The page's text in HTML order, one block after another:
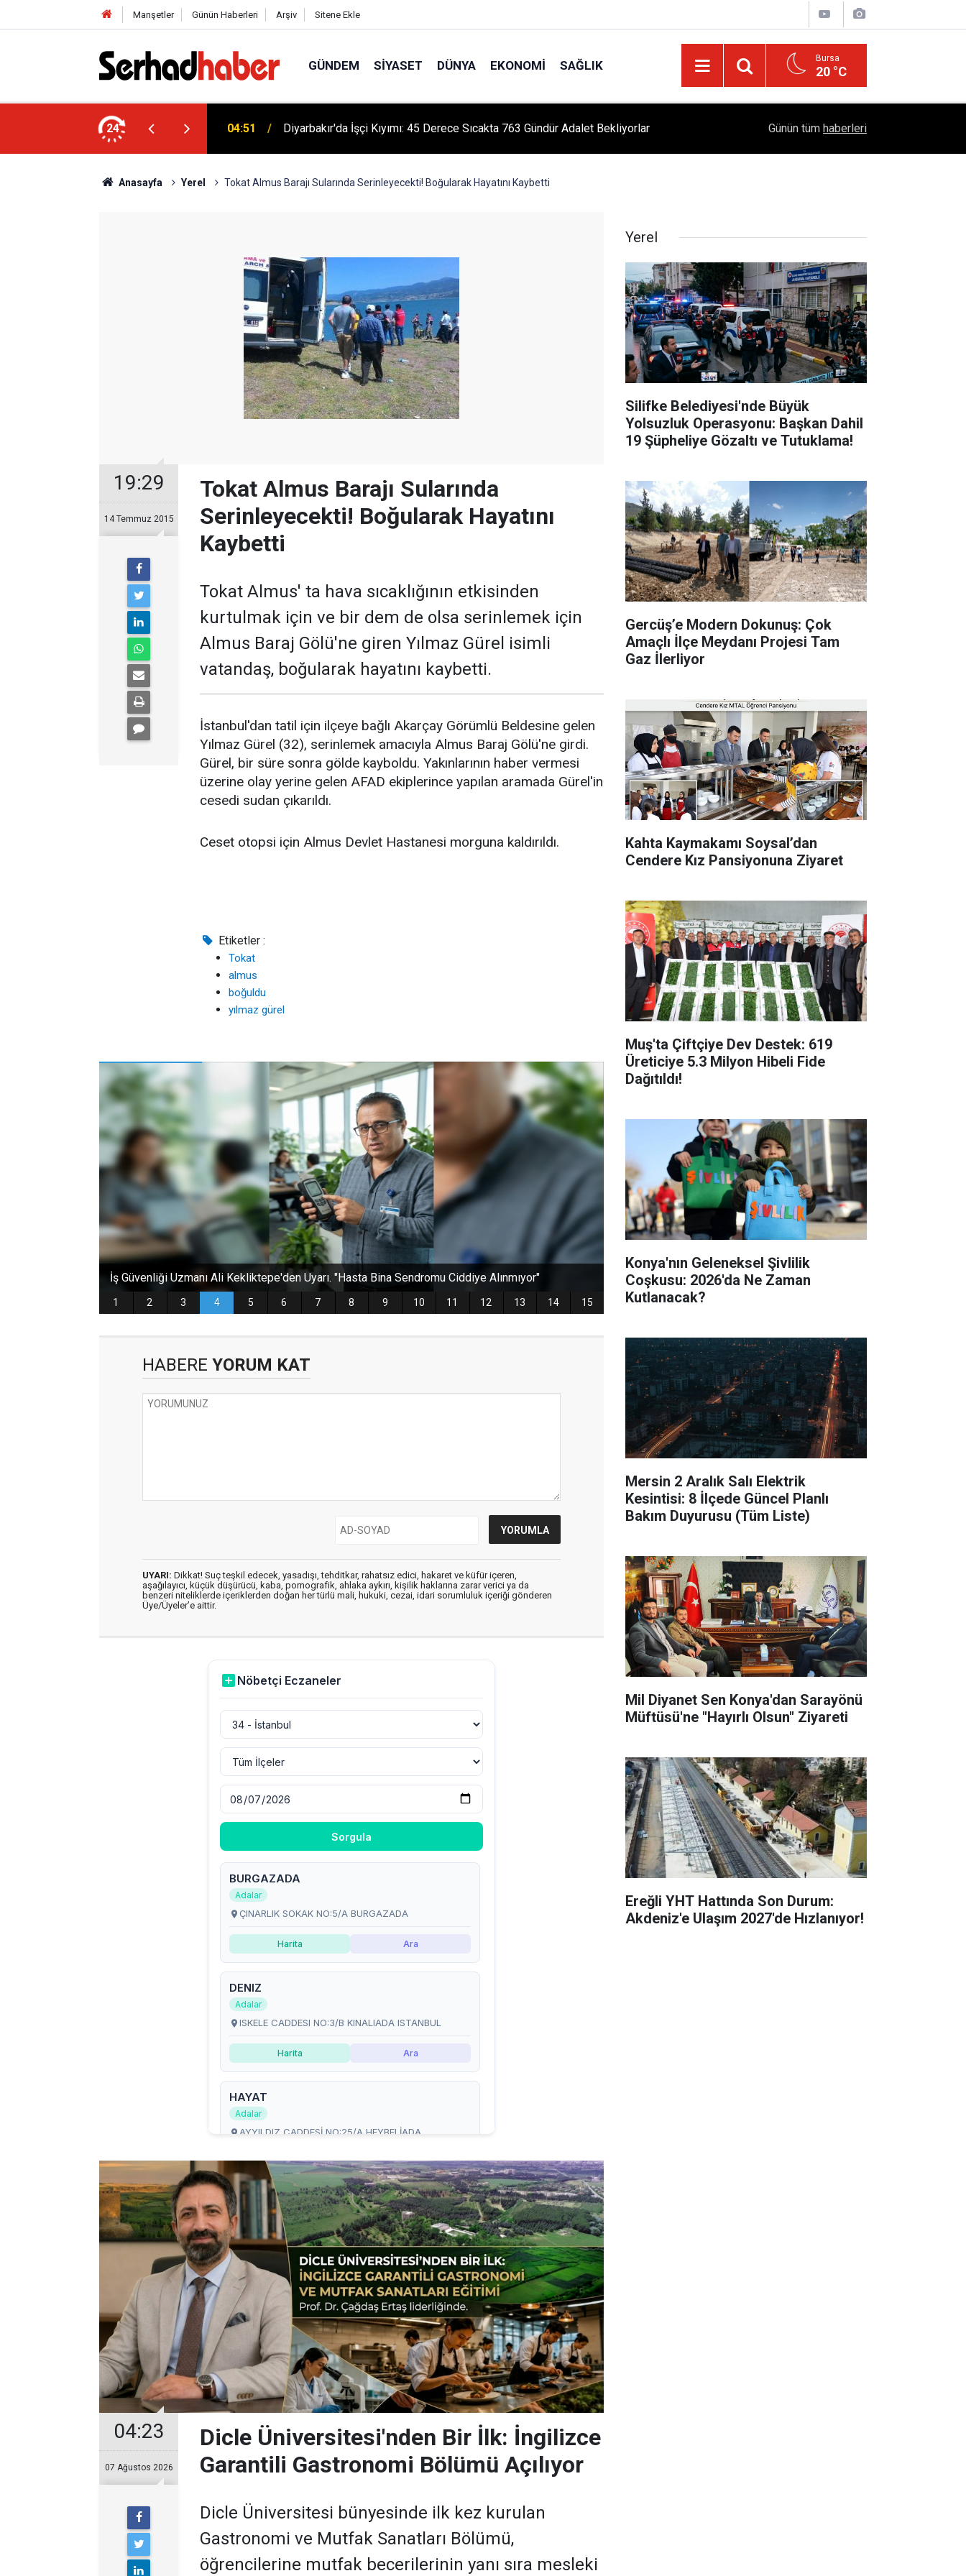
Manşetler Günün Haberleri Arşiv Sitene Ekle
GÜNDEM SIYASET DÜNYA EKONOMI SAĞLIK Bursa
20 °C
24
Sınavı Takvimi Açıklandı: Aşırı
04:51 Diyarbakır'da İşçi Kıyımı: 45 Derece Sıcakta 763 Gündür Adalet Bekliyorlar Günün tüm haberleri
Anasayfa Yerel Tokat Almus Barajı Sularında Serinleyecekti! Boğularak Hayatını Kaybetti
19:29
14 Temmuz 2015
Tokat Almus Barajı Sularında
Serinleyecekti! Boğularak Hayatını
Kaybetti
Tokat Almus' ta hava sıcaklığının etkisinden
kurtulmak için ve bir dem de olsa serinlemek için
Almus Baraj Gölü'ne giren Yılmaz Gürel isimli
vatandaş, boğularak hayatını kaybetti.
İstanbul'dan tatil için ilçeye bağlı Akarçay Görümlü Beldesine gelen
Yılmaz Gürel (32), serinlemek amacıyla Almus Baraj Gölü'ne girdi.
Gürel, bir süre sonra gölde kayboldu. Yakınlarının haber vermesi
üzerine olay yerine gelen AFAD ekiplerince yapılan aramada Gürel'in
cesedi sudan çıkarıldı.
Ceset otopsi için Almus Devlet Hastanesi morguna kaldırıldı.
Etiketler :
Tokat
almus
boğuldu
yılmaz gürel
HABERE YORUM KAT
UYARI: Dikkat! Suç teşkil edecek, yasadışı, tehditkar, rahatsız edici, hakaret ve küfür içeren,
aşağılayıcı, küçük düşürücü, kaba, pornografik, ahlaka aykırı, kişilik haklarına zarar verici ya da
benzeri niteliklerde içeriklerden doğan her türlü mali, hukuki, cezai, idari sorumluluk içeriği gönderen
Üye/Üyeler’e aittir.
04:23
07 Ağustos 2026
Dicle Üniversitesi'nden Bir İlk: İngilizce
Garantili Gastronomi Bölümü Açılıyor
Dicle Üniversitesi bünyesinde ilk kez kurulan
Gastronomi ve Mutfak Sanatları Bölümü,
öğrencilerine mutfak becerilerinin yanı sıra mesleki
Yerel
Silifke Belediyesi'nde Büyük
Yolsuzluk Operasyonu: Başkan Dahil
19 Şüpheliye Gözaltı ve Tutuklama!
Gercüş’e Modern Dokunuş: Çok
Amaçlı İlçe Meydanı Projesi Tam
Gaz İlerliyor
Kahta Kaymakamı Soysal’dan
Cendere Kız Pansiyonuna Ziyaret
Muş'ta Çiftçiye Dev Destek: 619
Üreticiye 5.3 Milyon Hibeli Fide
Dağıtıldı!
Konya'nın Geleneksel Şivlilik
Coşkusu: 2026'da Ne Zaman
Kutlanacak?
Mersin 2 Aralık Salı Elektrik
Kesintisi: 8 İlçede Güncel Planlı
Bakım Duyurusu (Tüm Liste)
Mil Diyanet Sen Konya'dan Sarayönü
Müftüsü'ne "Hayırlı Olsun" Ziyareti
Ereğli YHT Hattında Son Durum:
Akdeniz'e Ulaşım 2027'de Hızlanıyor!